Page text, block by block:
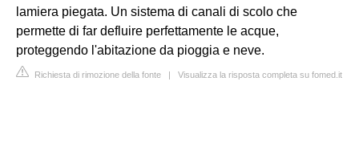
lamiera piegata. Un sistema di canali di scolo che
permette di far defluire perfettamente le acque,
proteggendo l'abitazione da pioggia e neve.
Richiesta di rimozione della fonte | Visualizza la risposta completa su fomed.it